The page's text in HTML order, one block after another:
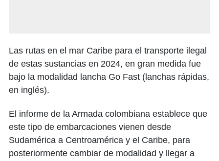
Las rutas en el mar Caribe para el transporte ilegal
de estas sustancias en 2024, en gran medida fue
bajo la modalidad lancha Go Fast (lanchas rápidas,
en inglés).
El informe de la Armada colombiana establece que
este tipo de embarcaciones vienen desde
Sudamérica a Centroamérica y el Caribe, para
posteriormente cambiar de modalidad y llegar a